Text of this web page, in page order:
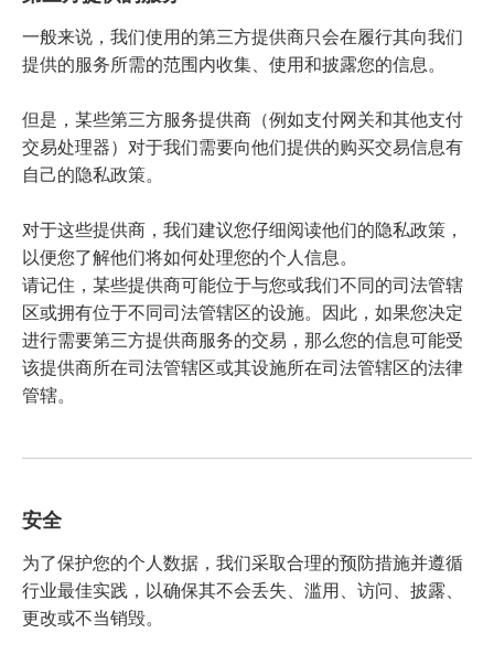
一般来说，我们使用的第三方提供商只会在履行其向我们
提供的服务所需的范围内收集、使用和披露您的信息。
但是，某些第三方服务提供商（例如支付网关和其他支付
交易处理器）对于我们需要向他们提供的购买交易信息有
自己的隐私政策。
对于这些提供商，我们建议您仔细阅读他们的隐私政策，
以便您了解他们将如何处理您的个人信息。
请记住，某些提供商可能位于与您或我们不同的司法管辖
区或拥有位于不同司法管辖区的设施。因此，如果您决定
进行需要第三方提供商服务的交易，那么您的信息可能受
该提供商所在司法管辖区或其设施所在司法管辖区的法律
管辖。
安全
为了保护您的个人数据，我们采取合理的预防措施并遵循
行业最佳实践，以确保其不会丢失、滥用、访问、披露、
更改或不当销毁。